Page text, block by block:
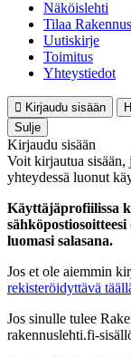
Näköislehti
Tilaa
Uutiskirje
Toimitus
Yhteystiedot
Kirjaudu sisään
Sulje
Kirjaudu sisään
Voit kirjautua
yhteydessä luonut
Käyttäjäprofiilissa
luomasi salasana.
Jos et ole aiemmin
rekisteröidyttävä
Jos sinulle tulee
rakennuslehti.fi-